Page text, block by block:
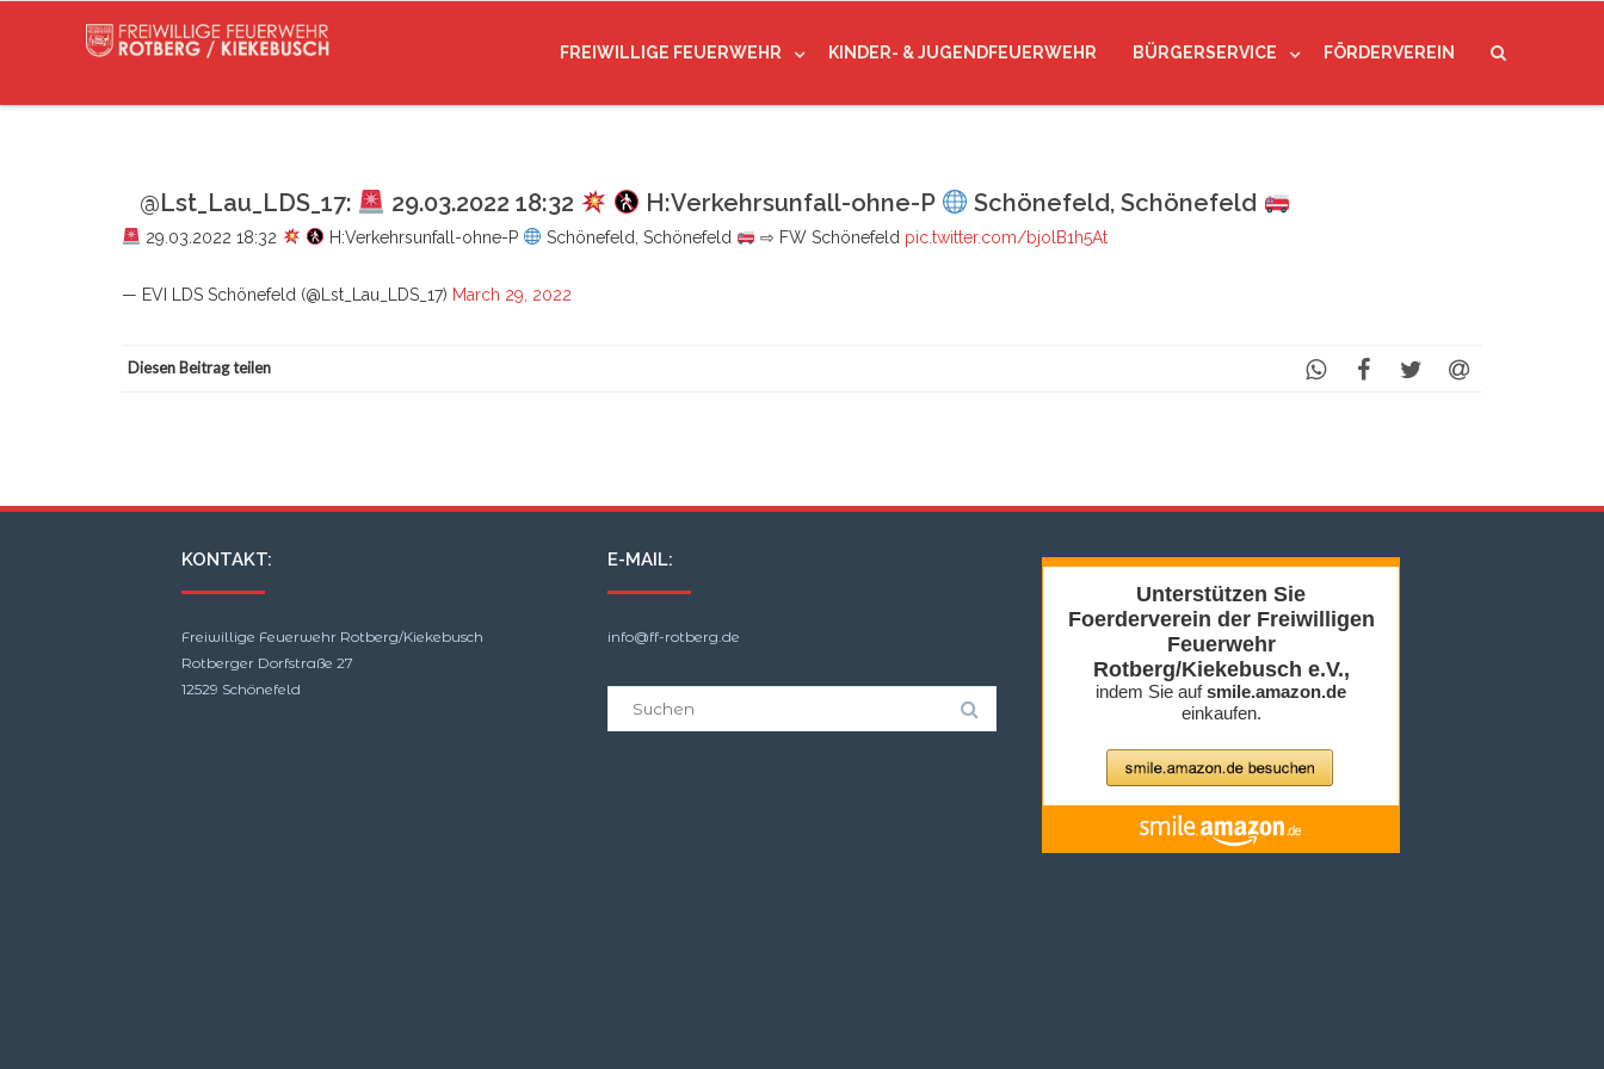
FREIWILLIGE FEUERWEHR KINDER- & JUGENDFEUERWEHR BÜRGERSERVICE FÖRDERVEREIN
@Lst_Lau_LDS_17: 29.03.2022 18:32 H:Verkehrsunfall-ohne-P Schönefeld, Schönefeld
29.03.2022 18:32 H:Verkehrsunfall-ohne-P Schönefeld, Schönefeld ⇨ FW Schönefeld pic.twitter.com/bjolB1h5At
— EVI LDS Schönefeld (@Lst_Lau_LDS_17) March 29, 2022
Diesen Beitrag teilen
KONTAKT:
Freiwillige Feuerwehr Rotberg/Kiekebusch
Rotberger Dorfstraße 27
12529 Schönefeld
E-MAIL:
info@ff-rotberg.de